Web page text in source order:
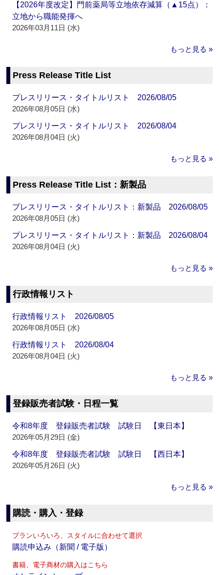
【2026年度改定】門前薬局等立地依存減算（▲15点）：
立地から職能発揮へ
2026年03月11日 (水)
もっと見る »
Press Release Title List
プレスリリース・タイトルリスト 2026/08/05
2026年08月05日 (水)
プレスリリース・タイトルリスト 2026/08/04
2026年08月04日 (火)
もっと見る »
Press Release Title List：新製品
プレスリリース・タイトルリスト：新製品 2026/08/05
2026年08月05日 (水)
プレスリリース・タイトルリスト：新製品 2026/08/04
2026年08月04日 (火)
もっと見る »
行政情報リスト
行政情報リスト 2026/08/05
2026年08月05日 (水)
行政情報リスト 2026/08/04
2026年08月04日 (火)
もっと見る »
登録販売者試験・日程一覧
令和8年度 登録販売者試験 試験日 【東日本】
2026年05月29日 (金)
令和8年度 登録販売者試験 試験日 【西日本】
2026年05月26日 (火)
もっと見る »
購読・購入・登録
プランいろいろ、スタイルに合わせて選択
購読申込み（新聞 / 電子版）
書籍、電子商材の購入はこちら